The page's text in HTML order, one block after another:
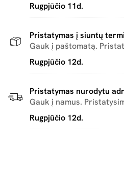
Rugpjūčio 11d.
Pristatymas į siuntų
Gauk į paštomatą.
Rugpjūčio 12d.
Pristatymas nurodytu
Gauk į namus.
Rugpjūčio 12d.